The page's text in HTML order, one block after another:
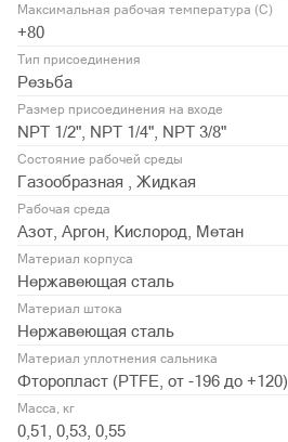
Максимальная рабочая температура (С)
+80
Тип присоединения
Резьба
Размер присоединения на входе
NPT 1/2", NPT 1/4", NPT 3/8"
Состояние рабочей среды
Газообразная , Жидкая
Рабочая среда
Азот, Аргон, Кислород, Метан
Материал корпуса
Нержавеющая сталь
Материал штока
Нержавеющая сталь
Материал уплотнения сальника
Фторопласт (PTFE, от -196 до +120)
Масса, кг
0,51, 0,53, 0,55